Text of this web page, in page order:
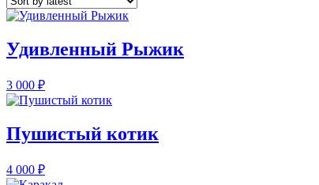
Удивленный Рыжик
3 000 ₽
Пушистый котик
4 000 ₽